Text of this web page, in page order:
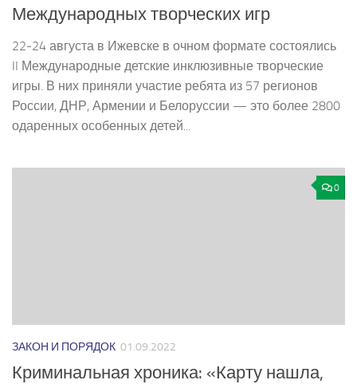
Международных творческих игр
22-24 августа в Ижевске в очном формате состоялись
II Международные детские инклюзивные творческие
игры. В них приняли участие ребята из 57 регионов
России, ДНР, Армении и Белоруссии — это более 2800
одаренных особенных детей...
0
ЗАКОН И ПОРЯДОК 01.09.2022
Криминальная хроника: «Карту нашла,